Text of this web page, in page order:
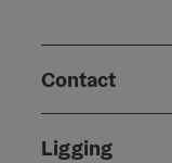
Contact
Ligging